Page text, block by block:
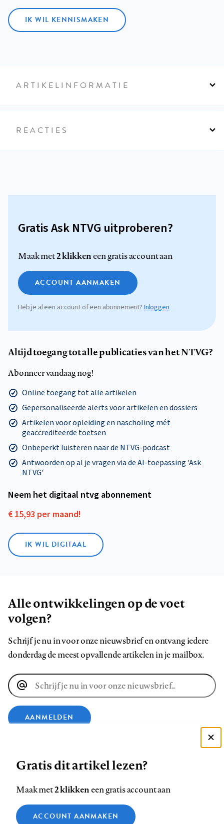
IK WIL KENNISMAKEN
ARTIKELINFORMATIE
REACTIES
Gratis Ask NTVG uitproberen?
Maak met2 klikkeneen gratis account aan
ACCOUNT AANMAKEN
Heb je al een account of een abonnement?Inloggen
Altijd toegang tot alle publicaties van het NTVG?
Abonneer vandaag nog!
Online toegang tot alle artikelen
Gepersonaliseerde alerts voor artikelen en dossiers
Artikelen voor opleiding en nascholing mét
geaccrediteerde toetsen
Onbeperkt luisteren naar de NTVG-podcast
Antwoorden op al je vragen via de AI-toepassing 'Ask
NTVG'
Neem het digitaal ntvg abonnement
€ 15,93 per maand!
IK WIL DIGITAAL
Alle ontwikkelingen op de voet
volgen?
Schrijf je nu in voor onze nieuwsbrief en ontvang iedere
donderdag de meest opvallende artikelen in je mailbox.
E-
mailadres
AANMELDEN
op
op
op
ons
op
Contact Colofon Disclaimer Privacy
Zie onze cookie policy
Gratis dit artikel lezen?
Maak met2 klikkeneen gratis account aan
ACCOUNT AANMAKEN